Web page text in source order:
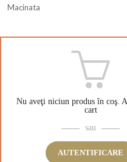
Macinata
Nu aveţi niciun produs în coş.
cart
sau
AUTENTIFICARE